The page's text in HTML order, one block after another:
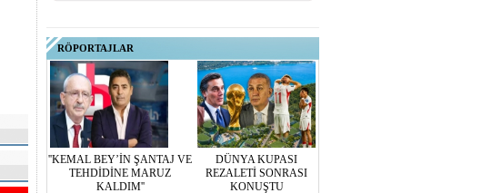
RÖPORTAJLAR
''KEMAL BEY’İN ŞANTAJ VE
TEHDİDİNE MARUZ
KALDIM''
DÜNYA KUPASI
REZALETİ SONRASI
KONUŞTU